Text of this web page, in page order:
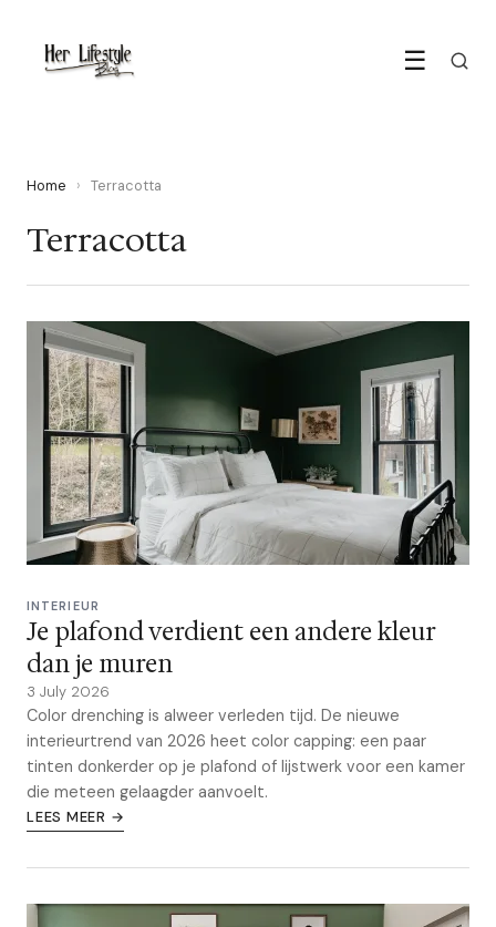
☰
Home › Terracotta
Terracotta
INTERIEUR
Je plafond verdient een andere kleur
dan je muren
3 July 2026
Color drenching is alweer verleden tijd. De nieuwe
interieurtrend van 2026 heet color capping: een paar
tinten donkerder op je plafond of lijstwerk voor een kamer
die meteen gelaagder aanvoelt.
LEES MEER →